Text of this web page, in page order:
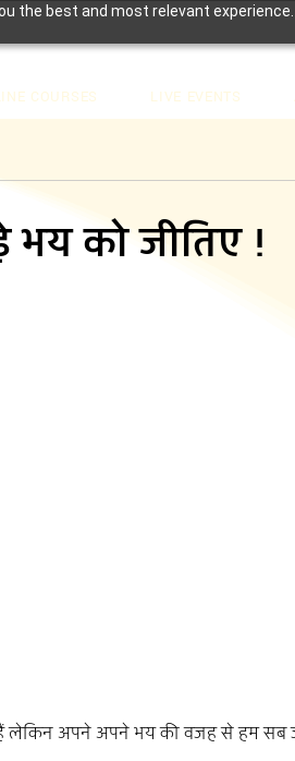
the best and most relevant
COURSES LIVE EVENTS
को जीतिए !
लेकिन अपने अपने भय की वजह से हम सब